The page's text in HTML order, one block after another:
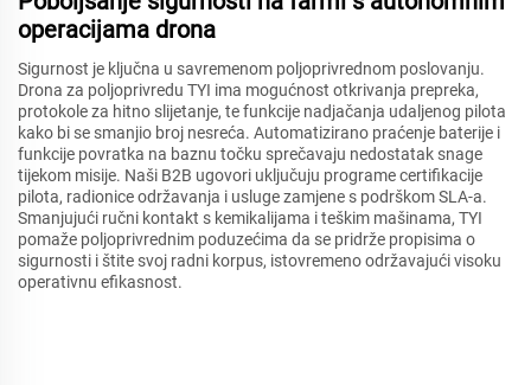
operacijama drona
Sigurnost je ključna u savremenom poljoprivrednom poslovanju.
Drona za poljoprivredu TYI ima mogućnost otkrivanja prepreka,
protokole za hitno slijetanje, te funkcije nadjačanja udaljenog pilota
kako bi se smanjio broj nesreća. Automatizirano praćenje baterije i
funkcije povratka na baznu točku sprečavaju nedostatak snage
tijekom misije. Naši B2B ugovori uključuju programe certifikacije
pilota, radionice održavanja i usluge zamjene s podrškom SLA-a.
Smanjujući ručni kontakt s kemikalijama i teškim mašinama, TYI
pomaže poljoprivrednim poduzećima da se pridrže propisima o
sigurnosti i štite svoj radni korpus, istovremeno održavajući visoku
operativnu efikasnost.